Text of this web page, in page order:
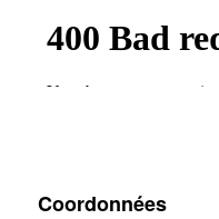
Coordonnées